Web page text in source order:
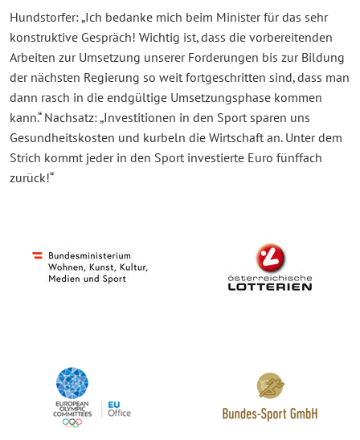
Hundstorfer: „Ich bedanke mich beim Minister für das sehr
konstruktive Gespräch! Wichtig ist, dass die vorbereitenden
Arbeiten zur Umsetzung unserer Forderungen bis zur Bildung
der nächsten Regierung so weit fortgeschritten sind, dass man
dann rasch in die endgültige Umsetzungsphase kommen
kann.“ Nachsatz: „Investitionen in den Sport sparen uns
Gesundheitskosten und kurbeln die Wirtschaft an. Unter dem
Strich kommt jeder in den Sport investierte Euro fünffach
zurück!“